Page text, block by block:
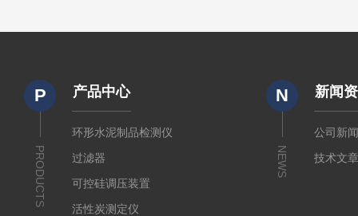
P
PRODUCTS
产品中心
环形水泥制品检测仪
过滤器
可控硅调压装置
活性炭测定仪
N
NEWS
新闻
公司新
技术文